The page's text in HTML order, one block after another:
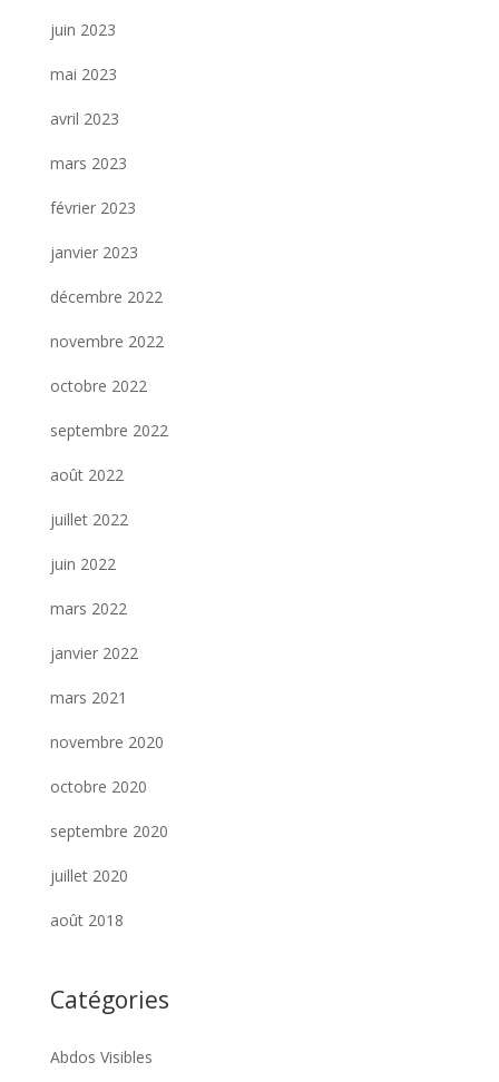
juin 2023
mai 2023
avril 2023
mars 2023
février 2023
janvier 2023
décembre 2022
novembre 2022
octobre 2022
septembre 2022
août 2022
juillet 2022
juin 2022
mars 2022
janvier 2022
mars 2021
novembre 2020
octobre 2020
septembre 2020
juillet 2020
août 2018
Catégories
Abdos Visibles